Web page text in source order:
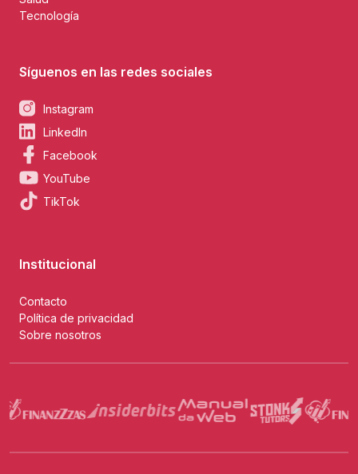
Tecnología
Síguenos en las redes sociales
Instagram
LinkedIn
Facebook
YouTube
TikTok
Institucional
Contacto
Política de privacidad
Sobre nosotros